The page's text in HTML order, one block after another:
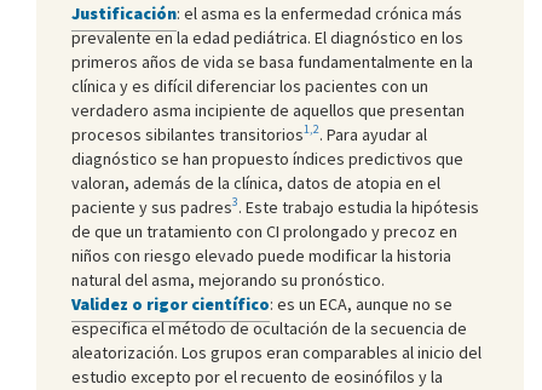
Justificación: el asma es la enfermedad crónica más
prevalente en la edad pediátrica. El diagnóstico en los
primeros años de vida se basa fundamentalmente en la
clínica y es difícil diferenciar los pacientes con un
verdadero asma incipiente de aquellos que presentan
procesos sibilantes transitorios1,2. Para ayudar al
diagnóstico se han propuesto índices predictivos que
valoran, además de la clínica, datos de atopia en el
paciente y sus padres3. Este trabajo estudia la hipótesis
de que un tratamiento con CI prolongado y precoz en
niños con riesgo elevado puede modificar la historia
natural del asma, mejorando su pronóstico.
Validez o rigor científico: es un ECA, aunque no se
especifica el método de ocultación de la secuencia de
aleatorización. Los grupos eran comparables al inicio del
estudio excepto por el recuento de eosinófilos y la